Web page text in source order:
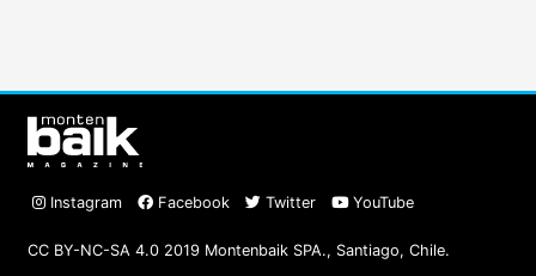
Instagram Facebook Twitter YouTube
CC BY-NC-SA 4.0 2019 Montenbaik SPA., Santiago, Chile.